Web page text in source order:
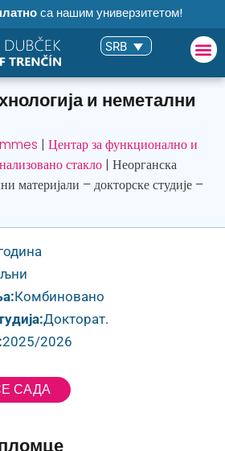
са нашим универзитетом!
SRB
и неметални
| Центар за функционално и
стакло | Неорганска
материјали – докторске студије –
Комбиновано
Докторат.
2025/2026
САДА